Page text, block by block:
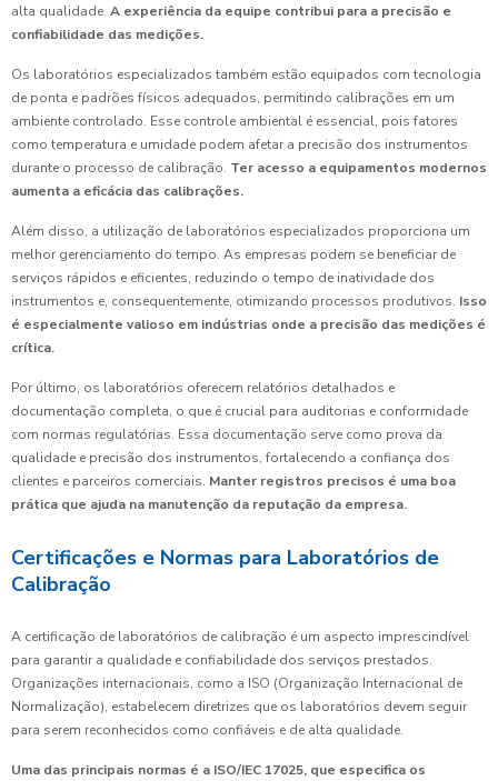
alta qualidade. A experiência da equipe contribui para a precisão e
confiabilidade das medições.
Os laboratórios especializados também estão equipados com tecnologia
de ponta e padrões físicos adequados, permitindo calibrações em um
ambiente controlado. Esse controle ambiental é essencial, pois fatores
como temperatura e umidade podem afetar a precisão dos instrumentos
durante o processo de calibração. Ter acesso a equipamentos modernos
aumenta a eficácia das calibrações.
Além disso, a utilização de laboratórios especializados proporciona um
melhor gerenciamento do tempo. As empresas podem se beneficiar de
serviços rápidos e eficientes, reduzindo o tempo de inatividade dos
instrumentos e, consequentemente, otimizando processos produtivos. Isso
é especialmente valioso em indústrias onde a precisão das medições é
crítica.
Por último, os laboratórios oferecem relatórios detalhados e
documentação completa, o que é crucial para auditorias e conformidade
com normas regulatórias. Essa documentação serve como prova da
qualidade e precisão dos instrumentos, fortalecendo a confiança dos
clientes e parceiros comerciais. Manter registros precisos é uma boa
prática que ajuda na manutenção da reputação da empresa.
Certificações e Normas para Laboratórios de
Calibração
A certificação de laboratórios de calibração é um aspecto imprescindível
para garantir a qualidade e confiabilidade dos serviços prestados.
Organizações internacionais, como a ISO (Organização Internacional de
Normalização), estabelecem diretrizes que os laboratórios devem seguir
para serem reconhecidos como confiáveis e de alta qualidade.
Uma das principais normas é a ISO/IEC 17025, que especifica os